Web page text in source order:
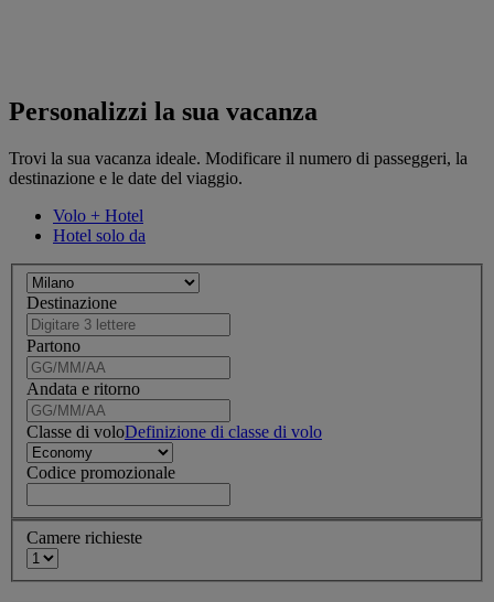
Personalizzi la sua vacanza
Trovi la sua vacanza ideale. Modificare il numero di passeggeri, la
destinazione e le date del viaggio.
Volo + Hotel
Hotel solo da
Destinazione
Partono
Andata e ritorno
Classe di voloDefinizione di classe di volo
Codice promozionale
Camere richieste